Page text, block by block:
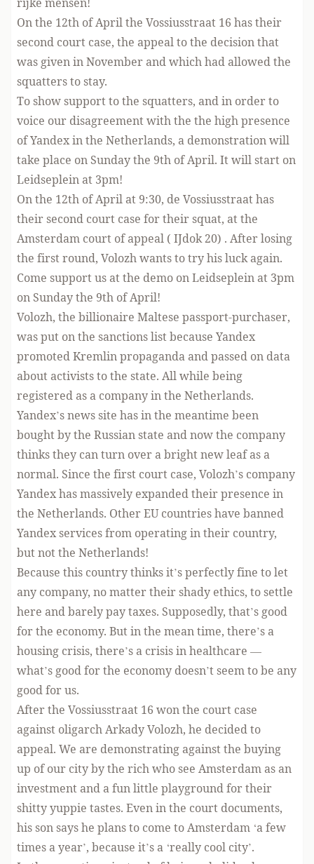
On the 12th of April the Vossiusstraat 16 has their
second court case, the appeal to the decision that
was given in November and which had allowed the
squatters to stay.
To show support to the squatters, and in order to
voice our disagreement with the the high presence
of Yandex in the Netherlands, a demonstration will
take place on Sunday the 9th of April. It will start on
Leidseplein at 3pm!
On the 12th of April at 9:30, de Vossiusstraat has
their second court case for their squat, at the
Amsterdam court of appeal ( IJdok 20) . After losing
the first round, Volozh wants to try his luck again.
Come support us at the demo on Leidseplein at 3pm
on Sunday the 9th of April!
Volozh, the billionaire Maltese passport-purchaser,
was put on the sanctions list because Yandex
promoted Kremlin propaganda and passed on data
about activists to the state. All while being
registered as a company in the Netherlands.
Yandex’s news site has in the meantime been
bought by the Russian state and now the company
thinks they can turn over a bright new leaf as a
normal. Since the first court case, Volozh’s company
Yandex has massively expanded their presence in
the Netherlands. Other EU countries have banned
Yandex services from operating in their country,
but not the Netherlands!
Because this country thinks it’s perfectly fine to let
any company, no matter their shady ethics, to settle
here and barely pay taxes. Supposedly, that’s good
for the economy. But in the mean time, there’s a
housing crisis, there’s a crisis in healthcare —
what’s good for the economy doesn’t seem to be any
good for us.
After the Vossiusstraat 16 won the court case
against oligarch Arkady Volozh, he decided to
appeal. We are demonstrating against the buying
up of our city by the rich who see Amsterdam as an
investment and a fun little playground for their
shitty yuppie tastes. Even in the court documents,
his son says he plans to come to Amsterdam ‘a few
times a year’, because it’s a ‘really cool city’.